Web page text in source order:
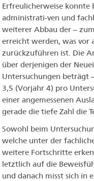
Erfreulicherweise konnte
administrati-ven und
weiterer Abbau der –
erreicht werden, was vor
zurückzuführen ist. Die
über derjenigen der
Untersuchungen beträgt
3,5 (Vorjahr 4) pro
einer angemessenen
gerade die tiefe Zahl die
Sowohl beim
welche unter der
weitere Fortschritte
letztlich auf die
und danach misst sich in